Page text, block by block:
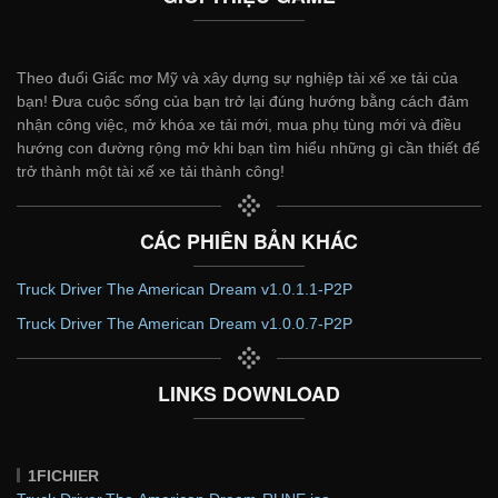
Theo đuổi Giấc mơ Mỹ và xây dựng sự nghiệp tài xế xe tải của
bạn! Đưa cuộc sống của bạn trở lại đúng hướng bằng cách đảm
nhận công việc, mở khóa xe tải mới, mua phụ tùng mới và điều
hướng con đường rộng mở khi bạn tìm hiểu những gì cần thiết để
trở thành một tài xế xe tải thành công!
CÁC PHIÊN BẢN KHÁC
Truck Driver The American Dream v1.0.1.1-P2P
Truck Driver The American Dream v1.0.0.7-P2P
LINKS DOWNLOAD
1FICHIER